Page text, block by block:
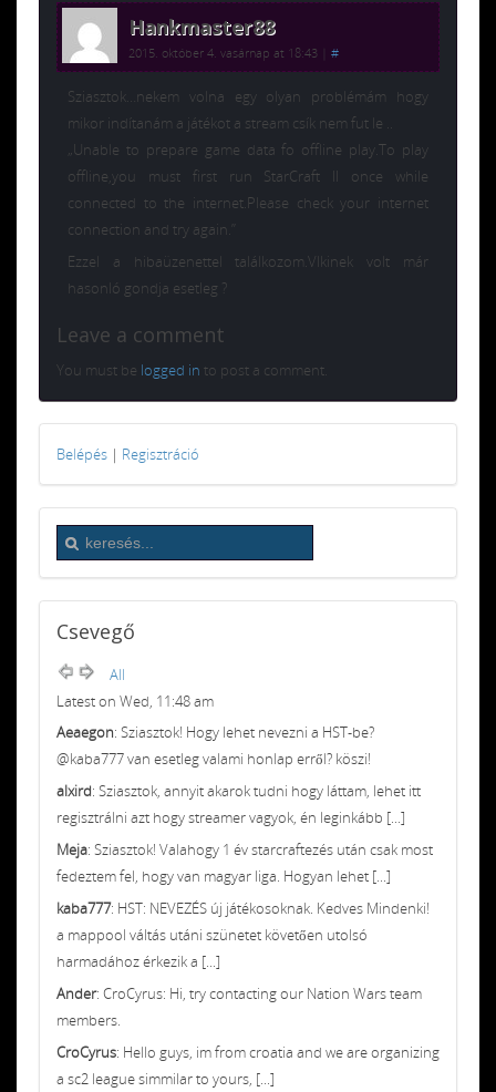
Hankmaster88
2015. október 4. vasárnap at 18:43 #
Sziasztok…nekem volna egy olyan problémám hogy
mikor indítanám a játékot a stream csík nem fut le ..
„Unable to prepare game data fo offline play.To play
offline,you must first run StarCraft II once while
connected to the internet.Please check your internet
connection and try again.”
Ezzel a hibaüzenettel találkozom.Vlkinek volt már
hasonló gondja esetleg ?
Leave a comment
You must be logged in to post a comment.
Belépés | Regisztráció
Csevegő
All
Latest on Wed, 11:48 am
Aeaegon: Sziasztok! Hogy lehet nevezni a HST-be?
@kaba777 van esetleg valami honlap erről? köszi!
alxird: Sziasztok, annyit akarok tudni hogy láttam, lehet itt
regisztrálni azt hogy streamer vagyok, én leginkább [...]
Meja: Sziasztok! Valahogy 1 év starcraftezés után csak most
fedeztem fel, hogy van magyar liga. Hogyan lehet [...]
kaba777: HST: NEVEZÉS új játékosoknak. Kedves Mindenki!
a mappool váltás utáni szünetet követően utolsó
harmadához érkezik a [...]
Ander: CroCyrus: Hi, try contacting our Nation Wars team
members.
CroCyrus: Hello guys, im from croatia and we are organizing
a sc2 league simmilar to yours, [...]